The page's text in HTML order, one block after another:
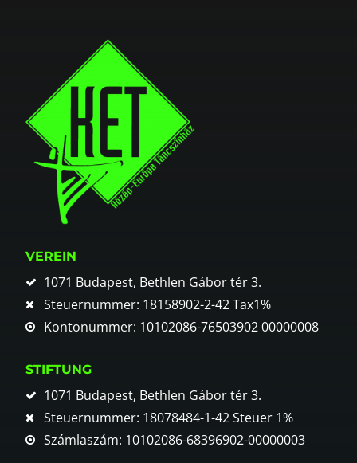
VEREIN
1071 Budapest, Bethlen Gábor tér 3.
Steuernummer: 18158902-2-42 Tax1%
Kontonummer: 10102086-76503902 00000008
STIFTUNG
1071 Budapest, Bethlen Gábor tér 3.
Steuernummer: 18078484-1-42 Steuer 1%
Számlaszám: 10102086-68396902-00000003